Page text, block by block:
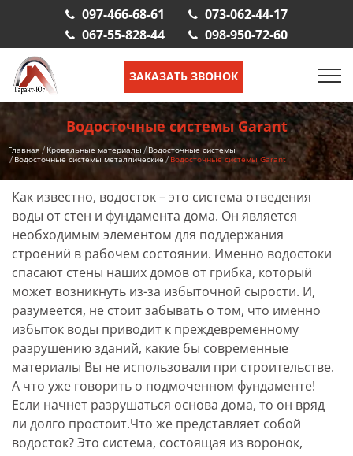
097-466-68-61
073-062-44-17
067-55-828-44
098-950-72-60
ЗАКАЗАТЬ ЗВОНОК
Водосточные системы Garant
Главная Кровельные материалы
Водосточные системы
Водосточные системы металлические
Водосточные системы Garant
Как известно, водосток – это система отведения
воды от стен и фундамента дома. Он является
необходимым элементом для поддержания
строений в рабочем состоянии. Именно водостоки
спасают стены наших домов от грибка, который
может возникнуть из-за избыточной сырости. И,
разумеется, не стоит забывать о том, что именно
избыток воды приводит к преждевременному
разрушению зданий, какие бы современные
материалы Вы не использовали при строительстве.
А что уже говорить о подмоченном фундаменте!
Если начнет разрушаться основа дома, то он вряд
ли долго простоит.Что же представляет собой
водосток? Это система, состоящая из воронок,